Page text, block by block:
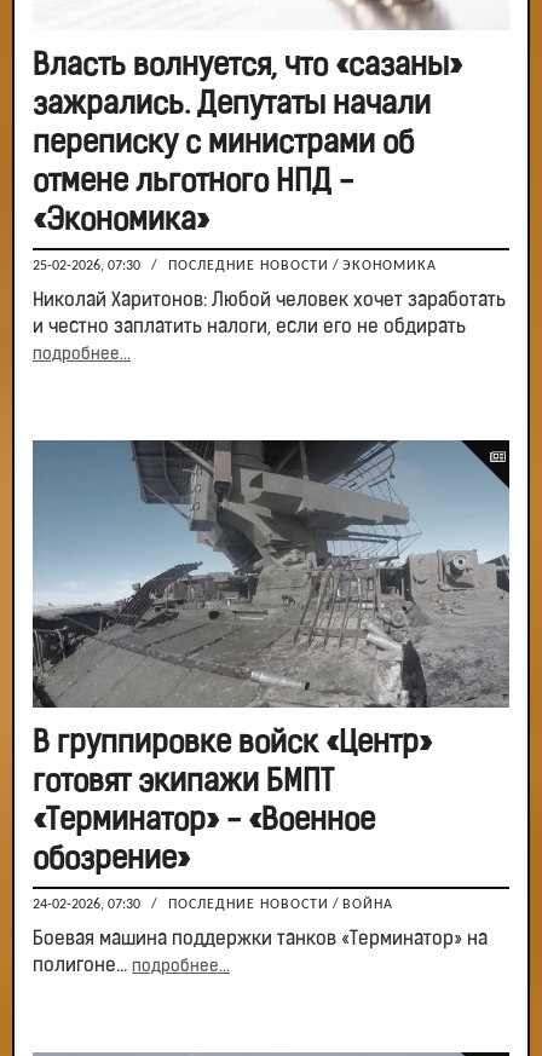
Власть волнуется, что «сазаны»
зажрались. Депутаты начали
переписку с министрами об
отмене льготного НПД -
«Экономика»
25-02-2026, 07:30 / ПОСЛЕДНИЕ НОВОСТИ / ЭКОНОМИКА
Николай Харитонов: Любой человек хочет заработать
и честно заплатить налоги, если его не обдирать
подробнее...
В группировке войск «Центр»
готовят экипажи БМПТ
«Терминатор» - «Военное
обозрение»
24-02-2026, 07:30 / ПОСЛЕДНИЕ НОВОСТИ / ВОЙНА
Боевая машина поддержки танков «Терминатор» на
полигоне... подробнее...